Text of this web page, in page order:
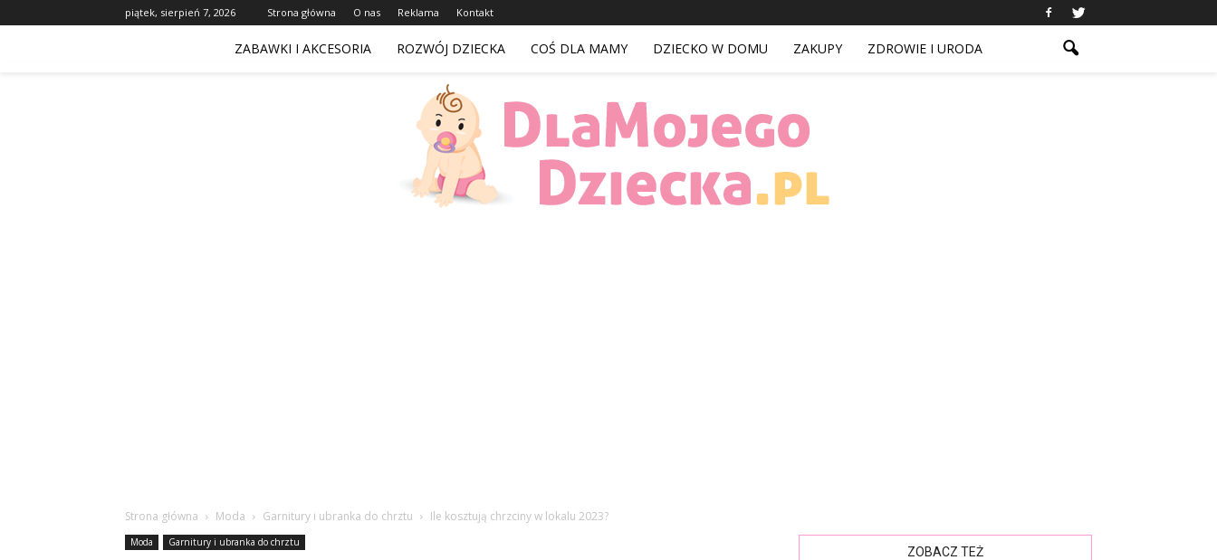
piątek, sierpień 7, 2026 Strona główna O nas Reklama Kontakt
ZABAWKI I AKCESORIA ROZWÓJ DZIECKA COŚ DLA MAMY DZIECKO W DOMU ZAKUPY ZDROWIE I URODA
Strona główna Moda Garnitury i ubranka do chrztu Ile kosztują chrzciny w lokalu 2023?
Moda Garnitury i ubranka do chrztu
ZOBACZ TEŻ